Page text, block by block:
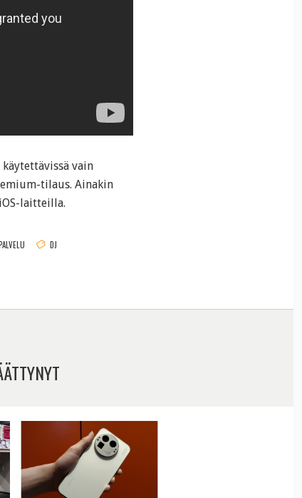
käytettävissä vain
tilaus. Ainakin
laitteilla.
DJ